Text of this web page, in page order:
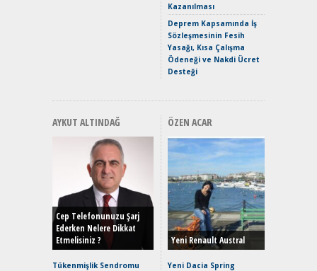
Kazanılması
Deprem Kapsamında İş
Sözleşmesinin Fesih
Yasağı, Kısa Çalışma
Ödeneği ve Nakdi Ücret
Desteği
AYKUT ALTINDAĞ
Cep Telefonunuzu Şarj
Ederken Nelere Dikkat
Etmelisiniz ?
Tükenmişlik Sendromu
ÖZEN ACAR
Yeni Renault Austral
Yeni Dacia Spring